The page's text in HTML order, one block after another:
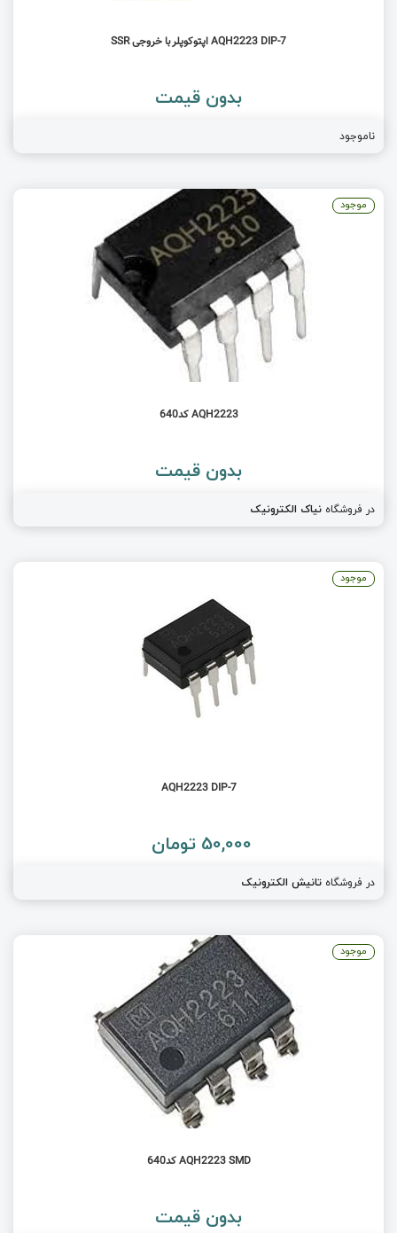
AQH2223 DIP-7 اپتوکوپلر با خروجی SSR
بدون قیمت
ناموجود
AQH2223 کد640
بدون قیمت
در فروشگاه نیاک الکترونیک
موجود
AQH2223 DIP-7
50,000 تومان
در فروشگاه تانیش الکترونیک
موجود
AQH2223 SMD کد640
بدون قیمت
موجود